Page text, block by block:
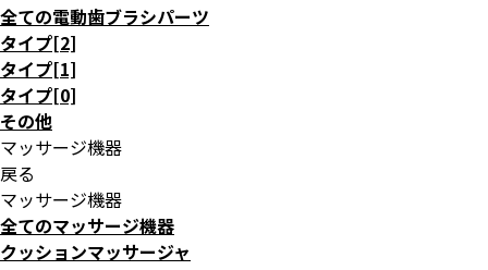
全ての電動歯ブラシパーツ
タイプ[2]
タイプ[1]
タイプ[0]
その他
マッサージ機器
戻る
マッサージ機器
全てのマッサージ機器
クッションマッサージャ